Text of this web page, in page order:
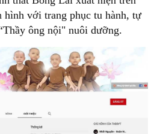
hình với trang phục tu hành, tự
ông nội" nuôi dưỡng.